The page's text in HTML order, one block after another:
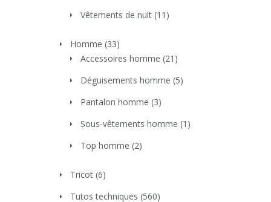
Vêtements de nuit (11)
Homme (33)
Accessoires homme (21)
Déguisements homme (5)
Pantalon homme (3)
Sous-vêtements homme (1)
Top homme (2)
Tricot (6)
Tutos techniques (560)